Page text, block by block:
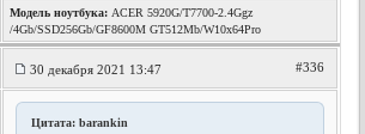
Модель ноутбука: ACER 5920G/T7700-2.4Ggz
/4Gb/SSD256Gb/GF8600M GT512Mb/W10x64Pro
30 декабря 2021 13:47 #336
Цитата: barankin